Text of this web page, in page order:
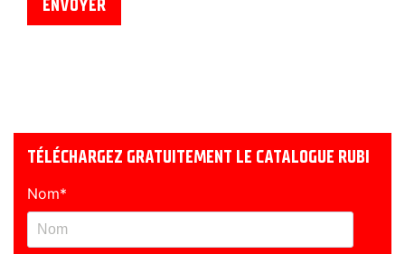
TÉLÉCHARGEZ GRATUITEMENT LE CATALOGUE RUBI
Nom*